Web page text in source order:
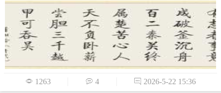
 1263  4  2026-5-22 15:36